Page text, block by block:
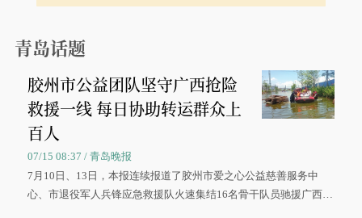
青岛话题
胶州市公益团队坚守广西抢险
救援一线 每日协助转运群众上
百人
07/15 08:37 / 青岛晚报
7月10日、13日，本报连续报道了胶州市爱之心公益慈善服务中
心、市退役军人兵锋应急救援队火速集结16名骨干队员驰援广西灾